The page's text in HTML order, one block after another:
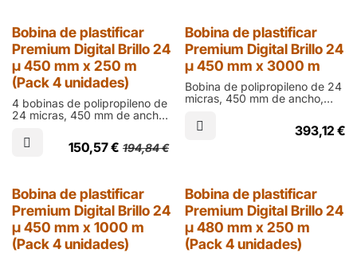
25% Dto.
Bobina de plastificar
Premium Digital Brillo 24
µ 450 mm x 250 m
(Pack 4 unidades)
4 bobinas de polipropileno de
24 micras, 450 mm de ancho,
mm en acabado brillo para
laminar documentos impresos
150,57€ 194,84€
Bobina de plastificar
Premium Digital Brillo 24
µ 450 mm x 3000 m
Bobina de polipropileno de 24
micras, 450 mm de ancho,
mm en acabado brillo para
laminar documentos impresos
393,12 €
25% Dto.
Bobina de plastificar
Premium Digital Brillo 24
µ 450 mm x 1000 m
(Pack 4 unidades)
25% Dto.
Bobina de plastificar
Premium Digital Brillo 24
µ 480 mm x 250 m
(Pack 4 unidades)